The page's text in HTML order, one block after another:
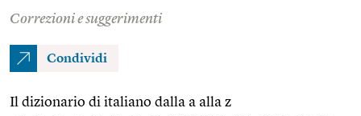
Correzioni e suggerimenti
Condividi
Il dizionario di italiano dalla a alla z